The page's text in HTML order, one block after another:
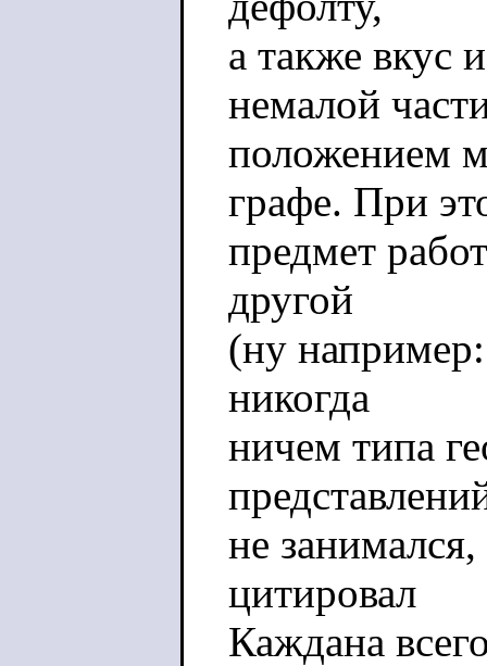
а также вкус
немалой
положением
графе. При
предмет
другой
(ну
никогда
ничем типа
не
цитировал
Каждана